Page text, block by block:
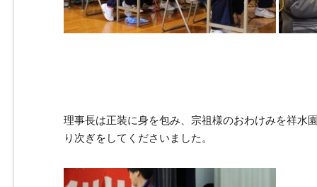
理事長は正装に身を包み、宗祖様のおわけみを祥水
り次ぎをしてくださいました。